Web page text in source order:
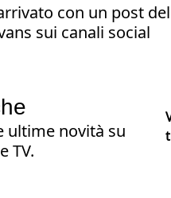
con un post
sui canali social
ultime novità su
TV.